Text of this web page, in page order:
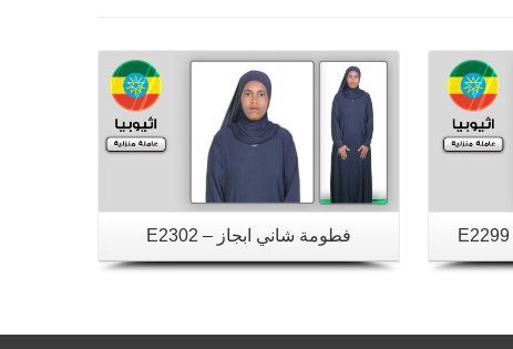
فطومة شاني ابجاز – E2302